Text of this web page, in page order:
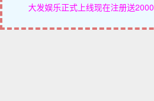
大发娱乐正式上线现在注册送2000